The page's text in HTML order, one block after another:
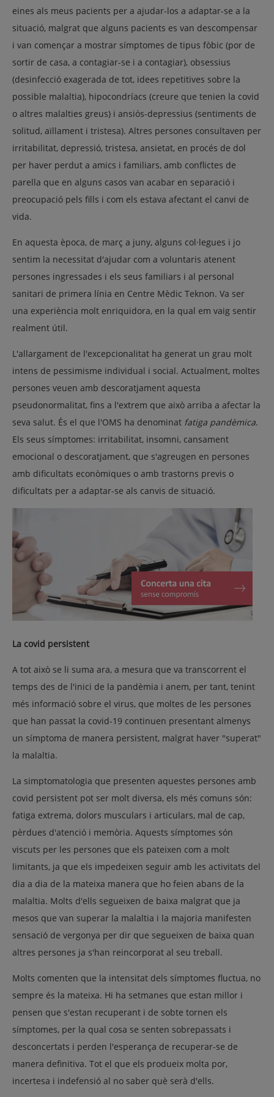
eines als meus pacients per a ajudar-los a adaptar-se a la
situació, malgrat que alguns pacients es van descompensar
i van començar a mostrar símptomes de tipus fòbic (por de
sortir de casa, a contagiar-se i a contagiar), obsessius
(desinfecció exagerada de tot, idees repetitives sobre la
possible malaltia), hipocondríacs (creure que tenien la covid
o altres malalties greus) i ansiós-depressius (sentiments de
solitud, aïllament i tristesa). Altres persones consultaven per
irritabilitat, depressió, tristesa, ansietat, en procés de dol
per haver perdut a amics i familiars, amb conflictes de
parella que en alguns casos van acabar en separació i
preocupació pels fills i com els estava afectant el canvi de
vida.
En aquesta època, de març a juny, alguns col·legues i jo
sentim la necessitat d'ajudar com a voluntaris atenent
persones ingressades i els seus familiars i al personal
sanitari de primera línia en Centre Mèdic Teknon. Va ser
una experiència molt enriquidora, en la qual em vaig sentir
realment útil.
L'allargament de l'excepcionalitat ha generat un grau molt
intens de pessimisme individual i social. Actualment, moltes
persones veuen amb descoratjament aquesta
pseudonormalitat, fins a l'extrem que això arriba a afectar la
seva salut. És el que l'OMS ha denominat fatiga pandèmica.
Els seus símptomes: irritabilitat, insomni, cansament
emocional o descoratjament, que s'agreugen en persones
amb dificultats econòmiques o amb trastorns previs o
dificultats per a adaptar-se als canvis de situació.
La covid persistent
A tot això se li suma ara, a mesura que va transcorrent el
temps des de l'inici de la pandèmia i anem, per tant, tenint
més informació sobre el virus, que moltes de les persones
que han passat la covid-19 continuen presentant almenys
un símptoma de manera persistent, malgrat haver "superat"
la malaltia.
La simptomatologia que presenten aquestes persones amb
covid persistent pot ser molt diversa, els més comuns són:
fatiga extrema, dolors musculars i articulars, mal de cap,
pèrdues d'atenció i memòria. Aquests símptomes són
viscuts per les persones que els pateixen com a molt
limitants, ja que els impedeixen seguir amb les activitats del
dia a dia de la mateixa manera que ho feien abans de la
malaltia. Molts d'ells segueixen de baixa malgrat que ja
mesos que van superar la malaltia i la majoria manifesten
sensació de vergonya per dir que segueixen de baixa quan
altres persones ja s'han reincorporat al seu treball.
Molts comenten que la intensitat dels símptomes fluctua, no
sempre és la mateixa. Hi ha setmanes que estan millor i
pensen que s'estan recuperant i de sobte tornen els
símptomes, per la qual cosa se senten sobrepassats i
desconcertats i perden l'esperança de recuperar-se de
manera definitiva. Tot el que els produeix molta por,
incertesa i indefensió al no saber què serà d'ells.